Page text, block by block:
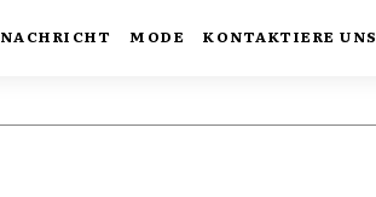
NACHRICHT MODE KONTAKTIERE UNS